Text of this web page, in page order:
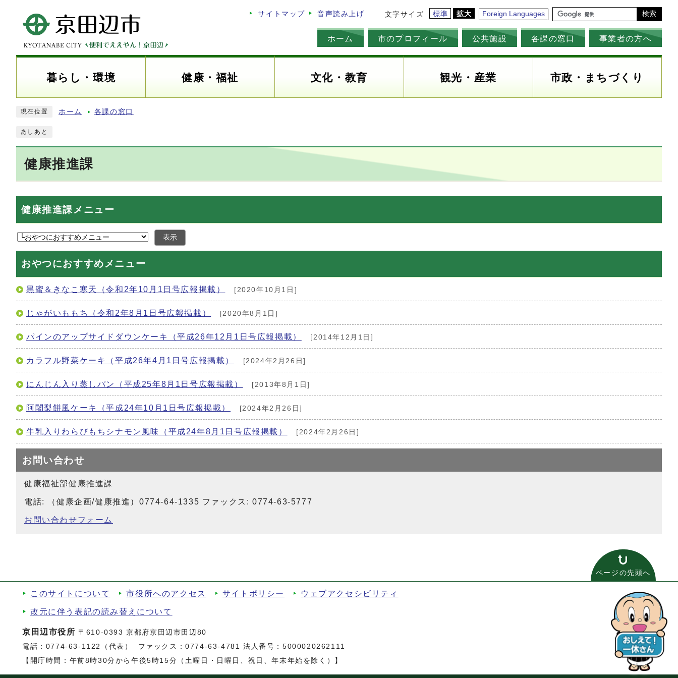
サイトマップ 音声読み上げ 文字サイズ 標準 拡大 Foreign Languages 検索
ホーム 市のプロフィール 公共施設 各課の窓口 事業者の方へ
暮らし・環境 健康・福祉 文化・教育 観光・産業 市政・まちづくり
現在位置 ホーム 各課の窓口
あしあと
健康推進課
健康推進課メニュー
表示
おやつにおすすめメニュー
黒蜜＆きなこ寒天（令和2年10月1日号広報掲載） [2020年10月1日]
じゃがいももち（令和2年8月1日号広報掲載） [2020年8月1日]
パインのアップサイドダウンケーキ（平成26年12月1日号広報掲載） [2014年12月1日]
カラフル野菜ケーキ（平成26年4月1日号広報掲載） [2024年2月26日]
にんじん入り蒸しパン（平成25年8月1日号広報掲載） [2013年8月1日]
阿闍梨餅風ケーキ（平成24年10月1日号広報掲載） [2024年2月26日]
牛乳入りわらびもちシナモン風味（平成24年8月1日号広報掲載） [2024年2月26日]
お問い合わせ
健康福祉部健康推進課
電話: （健康企画/健康推進）0774-64-1335 ファックス: 0774-63-5777
お問い合わせフォーム
ページの先頭へ
このサイトについて 市役所へのアクセス サイトポリシー ウェブアクセシビリティ
改元に伴う表記の読み替えについて
京田辺市役所 〒610-0393 京都府京田辺市田辺80
電話： 0774-63-1122（代表）
ファックス：0774-63-4781 法人番号：5000020262111
【開庁時間：午前8時30分から午後5時15分（土曜日・日曜日、祝日、年末年始を除く）】